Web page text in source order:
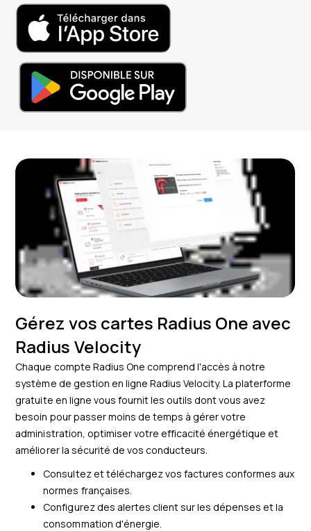
Gérez vos cartes Radius One avec
Radius Velocity
Chaque compte Radius One comprend l'accès à notre
système de gestion en ligne Radius Velocity. La platerforme
gratuite en ligne vous fournit les outils dont vous avez
besoin pour passer moins de temps à gérer votre
administration, optimiser votre efficacité énergétique et
améliorer la sécurité de vos conducteurs.
Consultez et téléchargez vos factures conformes aux
normes françaises.
Configurez des alertes client sur les dépenses et la
consommation d'énergie.